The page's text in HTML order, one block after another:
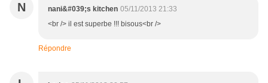
N nani&#039;s kitchen 05/11/2013 21:33
<br /> il est superbe !!! bisous<br />
Répondre